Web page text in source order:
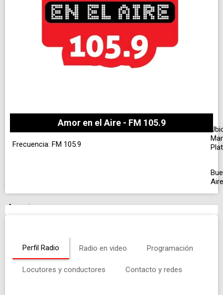
Amor en el Aire - FM 105.9
Frecuencia: FM 105.9
Anuncio
Perfil Radio Radio en video Programación
Locutores y conductores Contacto y redes